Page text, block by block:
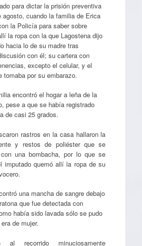
para dictar la prisión preventiva
agosto, cuando la familia de Erica
la Policía para saber sobre
la ropa con la que Lagostena dijo
hacia lo de su madre tras
con él; su cartera con
excepto el celular, y el
tomaba por su embarazo.
encontró el hogar a leña de la
pese a que se había registrado
de casi 25 grados.
rastros en la casa hallaron la
y restos de poliéster que se
con una bombacha, por lo que se
imputado quemó allí la ropa de su
una mancha de sangre debajo
que fue detectada con
había sido lavada sólo se pudo
de mujer.
al recorrido minuciosamente